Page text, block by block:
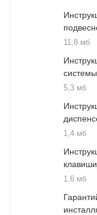
11,8 мб
5,3 мб
1,4 мб
1,6 мб